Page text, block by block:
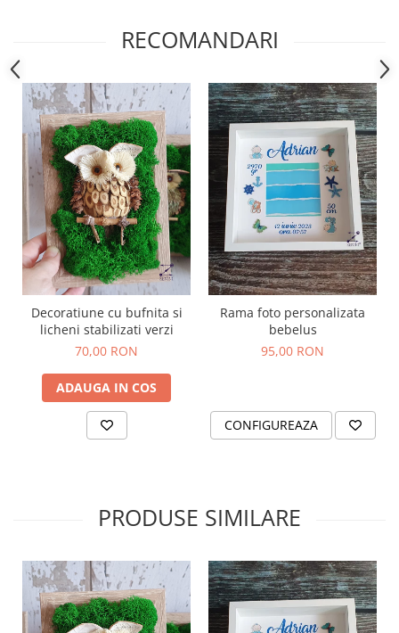
RECOMANDARI
Decoratiune cu bufnita si
licheni stabilizati verzi
70,00 RON
ADAUGA IN COS
Rama foto personalizata
bebelus
95,00 RON
CONFIGUREAZA
PRODUSE SIMILARE